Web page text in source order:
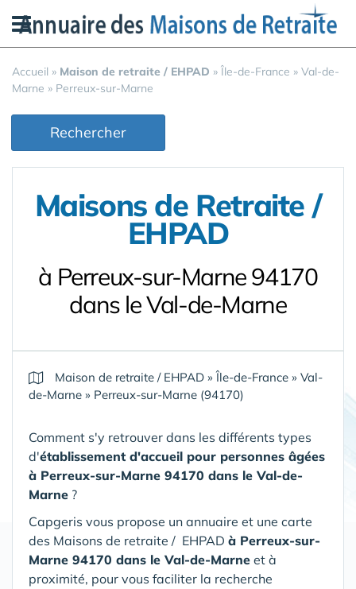
Accueil » Maison de retraite / EHPAD » Île-de-France » Val-de-
Marne » Perreux-sur-Marne
Rechercher
Maisons de Retraite /
EHPAD
à Perreux-sur-Marne 94170
dans le Val-de-Marne
Maison de retraite / EHPAD »Île-de-France » Val-
de-Marne » Perreux-sur-Marne (94170)
Comment s'y retrouver dans les différents types
d'établissement d'accueil pour personnes âgées
à Perreux-sur-Marne 94170 dans le Val-de-
Marne ?
Capgeris vous propose un annuaire et une carte
des Maisons de retraite / EHPAD à Perreux-sur-
Marne 94170 dans le Val-de-Marne et à
proximité, pour vous faciliter la recherche